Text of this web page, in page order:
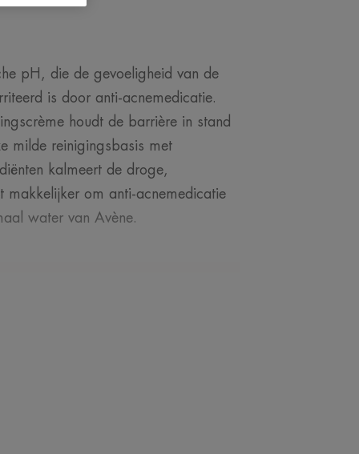
pH, die de gevoeligheid van de
is door anti-acnemedicatie.
houdt de barrière in stand
milde reinigingsbasis met
kalmeert de droge,
makkelijker om anti-acnemedicatie
water van Avène.